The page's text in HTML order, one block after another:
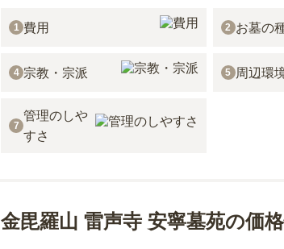
1 費用 2 お墓の
4 宗教・宗派 5 周辺環
7
管理のしや
すさ
金毘羅山 雷声寺 安寧墓苑の価